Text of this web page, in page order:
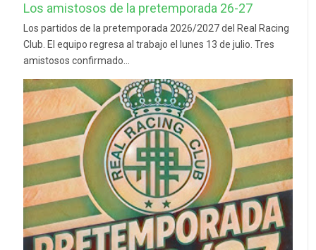
Los amistosos de la pretemporada 26-27
Los partidos de la pretemporada 2026/2027 del Real Racing
Club. El equipo regresa al trabajo el lunes 13 de julio. Tres
amistosos confirmado...